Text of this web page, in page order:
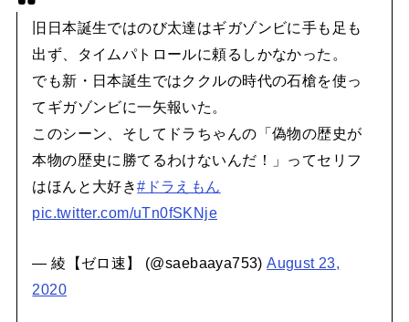
旧日本誕生ではのび太達はギガゾンビに手も足も
出ず、タイムパトロールに頼るしかなかった。
でも新・日本誕生ではククルの時代の石槍を使っ
てギガゾンビに一矢報いた。
このシーン、そしてドラちゃんの「偽物の歴史が
本物の歴史に勝てるわけないんだ！」ってセリフ
はほんと大好き#ドラえもん
pic.twitter.com/uTn0fSKNje
— 綾【ゼロ速】 (@saebaaya753)August 23,
2020